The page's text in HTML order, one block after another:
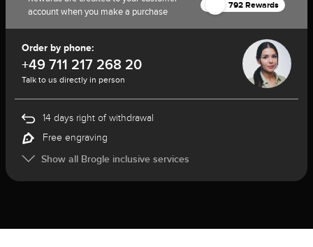
account when you make a purchase
792 Rewards
Order by phone:
+49 711 217 268 20
Talk to us directly in person
14 days right of withdrawal
Free engraving
Show all Brogle inclusive services